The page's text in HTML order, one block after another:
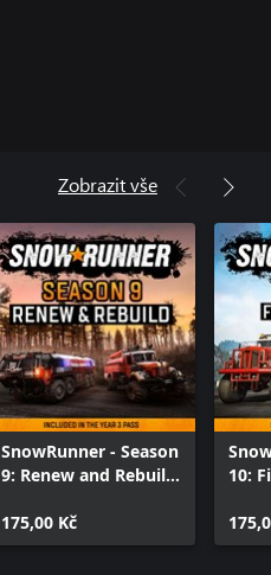
Zobrazit vše
SnowRunner - Season
9: Renew and Rebuild
175,00 Kč
10: